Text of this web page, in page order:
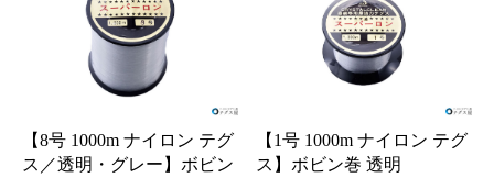
【8号 1000m ナイロン テグ
ス／透明・グレー】ボビン
【1号 1000m ナイロン テグ
ス】ボビン巻 透明